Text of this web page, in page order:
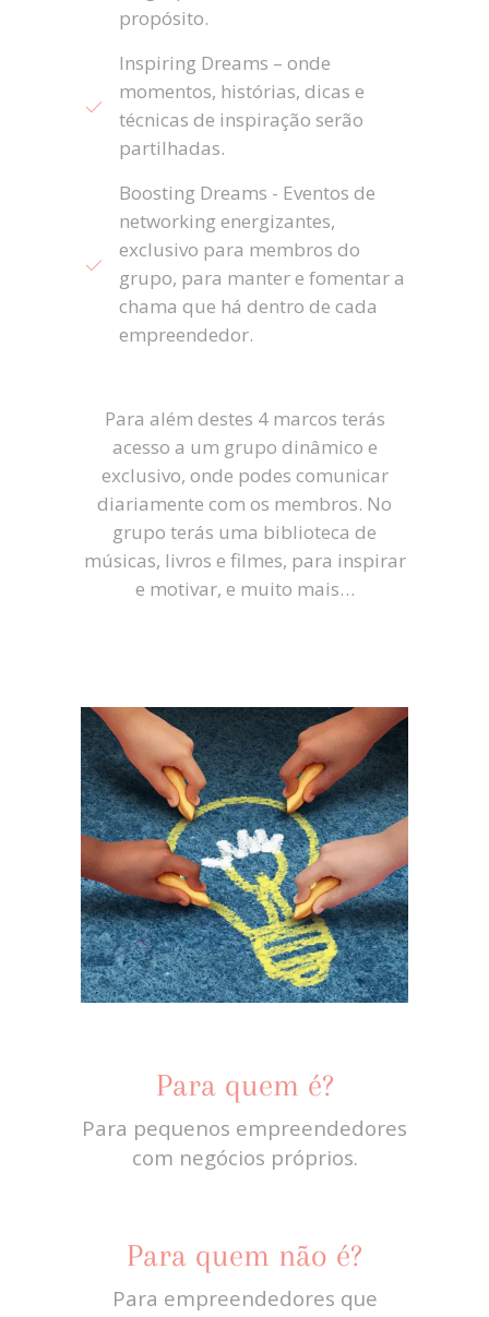
propósito.
Inspiring Dreams – onde
momentos, histórias, dicas e
técnicas de inspiração serão
partilhadas.
Boosting Dreams - Eventos de
networking energizantes,
exclusivo para membros do
grupo, para manter e fomentar a
chama que há dentro de cada
empreendedor.
Para além destes 4 marcos terás
acesso a um grupo dinâmico e
exclusivo, onde podes comunicar
diariamente com os membros. No
grupo terás uma biblioteca de
músicas, livros e filmes, para inspirar
e motivar, e muito mais…
Para quem é?
Para pequenos empreendedores
com negócios próprios.
Para quem não é?
Para empreendedores que